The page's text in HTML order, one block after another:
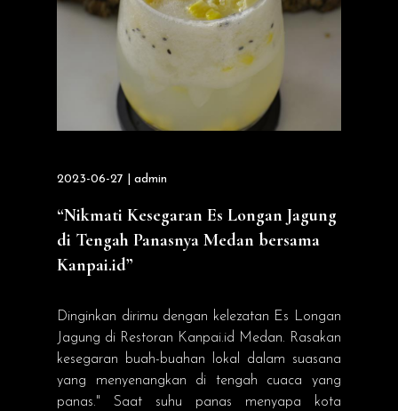
2023-06-27 | admin
“Nikmati Kesegaran Es Longan Jagung
di Tengah Panasnya Medan bersama
Kanpai.id”
Dinginkan dirimu dengan kelezatan Es Longan
Jagung di Restoran Kanpai.id Medan. Rasakan
kesegaran buah-buahan lokal dalam suasana
yang menyenangkan di tengah cuaca yang
panas." Saat suhu panas menyapa kota